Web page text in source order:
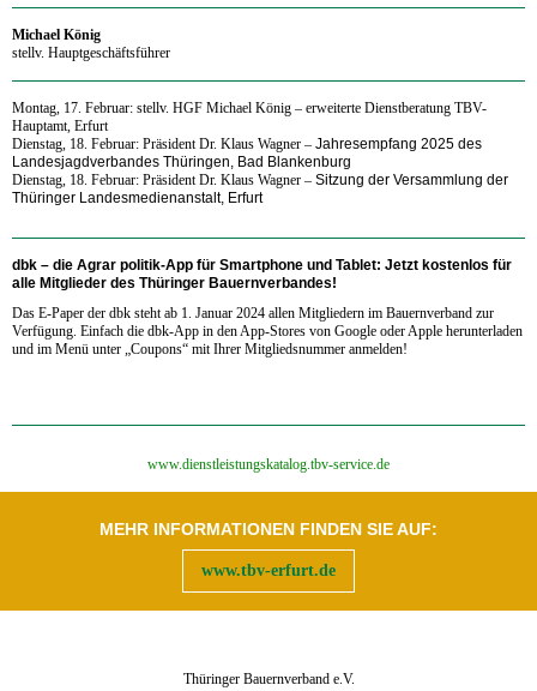
Michael König
stellv. Hauptgeschäftsführer
Montag, 17. Februar: stellv. HGF Michael König – erweiterte Dienstberatung TBV-
Hauptamt, Erfurt
Dienstag, 18. Februar: Präsident Dr. Klaus Wagner – Jahresempfang 2025 des
Landesjagdverbandes Thüringen, Bad Blankenburg
Dienstag, 18. Februar: Präsident Dr. Klaus Wagner – Sitzung der Versammlung der
Thüringer Landesmedienanstalt, Erfurt
dbk – die Agrar politik-App für Smartphone und Tablet: Jetzt kostenlos für
alle Mitglieder des Thüringer Bauernverbandes!
Das E-Paper der dbk steht ab 1. Januar 2024 allen Mitgliedern im Bauernverband zur
Verfügung. Einfach die dbk-App in den App-Stores von Google oder Apple herunterladen
und im Menü unter „Coupons“ mit Ihrer Mitgliedsnummer anmelden!
‍www.dienstleistungskatalog.tbv-service.de
MEHR INFORMATIONEN FINDEN SIE AUF:
www.tbv-erfurt.de
Thüringer Bauernverband e.V.